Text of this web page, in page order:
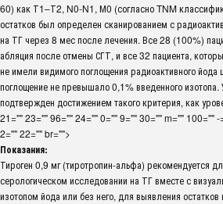
60) как Т1–Т2, N0-N1, М0 (согласно TNM
остатков был определен сканированием с
на ТГ через 8 мес после лечения. Все 28 (100%)
абляция после отмены СГТ, и все 32 пациента,
не имели видимого поглощения радиоактивного
поглощение не превышало 0,1% введенного
подтвержден достижением такого критерия, как
21="" 23="" 96="" 24="" 0="" 9="" 30="" m="" 100=""
2="" 22="" br="">
Показания:
Тироген 0,9 мг (тиротропин-альфа) рекомендуется
серологическом исследовании на ТГ вместе с
изотопом йода или без него, для выявления